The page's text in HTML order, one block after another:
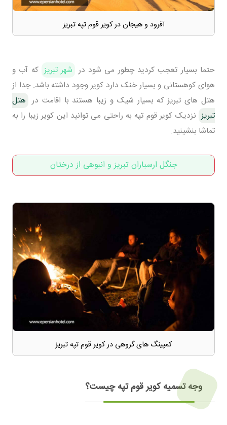
آفرود و هیجان در کویر قوم تپه تبریز
حتما بسیار تعجب کردید چطور می شود در شهر تبریز که آب و
هوای کوهستانی و بسیار خنک دارد کویر وجود داشته باشد. جدا از
هتل های تبریز که بسیار شیک و زیبا هستند با اقامت در هتل
تبریز نزدیک کویر قوم تپه به راحتی می توانید این کویر زیبا را به
تماشا بنشینید.
جنگل ارسباران تبریز و انبوهی از درختان
کمپینگ های گروهی در کویر قوم تپه تبریز
وجه تسمیه کویر قوم تپه چیست؟